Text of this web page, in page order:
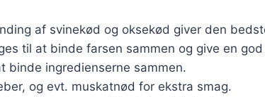
af svinekød og oksekød giver den
til at binde farsen sammen og give en
binde ingredienserne sammen.
og evt. muskatnød for ekstra smag.